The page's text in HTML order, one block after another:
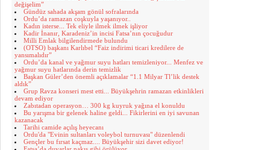
değişelim”
Gündüz sahada akşam gönül sofralarında
Ordu’da ramazan coşkuyla yaşanıyor..
Kadın isterse... Tek eliyle ilmek ilmek işliyor
Kadir İnanır, Karadeniz’in incisi Fatsa’nın çocuğudur
Milli Emlak bilgilendirmede bulundu
(OTSO) başkanı Karlıbel “Faiz indirimi ticari kredilere de
yansımalıdır”
Ordu’da kanal ve yağmur suyu hatları temizleniyor... Menfez ve
yağmur suyu hatlarında derin temizlik
Başkan Güler’den önemli açıklamalar “1.1 Milyar Tl’lik destek
aldık”
Grup Ravza konseri mest etti... Büyükşehrin ramazan etkinlikleri
devam ediyor
Zabıtadan operasyon… 300 kg kuyruk yağına el konuldu
Bu yarışma bir gelenek haline geldi... Fikirlerini en iyi savunan
kazanacak
Tarihi camide açılış heyecanı
Ordu'da "Evinin sultanları voleybol turnuvası" düzenlendi
Gençler bu fırsat kaçmaz.... Büyükşehir sizi davet ediyor!